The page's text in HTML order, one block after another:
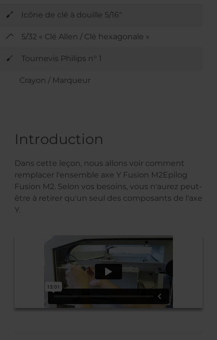
Introduction
Dans cette leçon, nous allons voir comment
remplacer l'ensemble axe Y Fusion M2Epilog
Fusion M2. Selon vos besoins, vous n'aurez peut-
être à retirer qu'un seul des composants de l'axe
Y.
Icône de clé à douille 5/16"
5/32 « Clé Allen / Clé hexagonale »
Tournevis Philips n° 1
Crayon / Marqueur